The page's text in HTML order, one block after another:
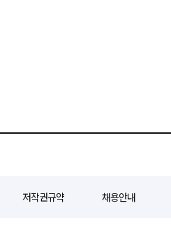
저작권규약 채용안내